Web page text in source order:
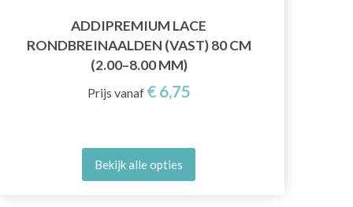
ADDIPREMIUM LACE
RONDBREINAALDEN (VAST) 80 CM
(2.00–8.00 MM)
Prijs vanaf € 6,75
Bekijk alle opties